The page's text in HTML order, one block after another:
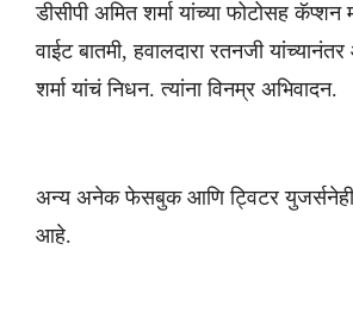
डीसीपी अमित शर्मा यांच्या फोटोसह
वाईट बातमी, हवालदारा रतनजी
शर्मा यांचं निधन. त्यांना विनम्र अभिवादन.
अन्य अनेक फेसबुक आणि ट्विटर युजर्सनेही
आहे.